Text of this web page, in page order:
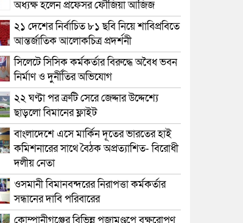
অধ্যক্ষ হলেন প্রফেসর ফৌজিয়া আজিজ
২১ দেশের নির্বাচিত ৮১ ছবি নিয়ে শাবিপ্রবিতে
আন্তর্জাতিক আলোকচিত্র প্রদর্শনী
সিলেটে সিসিক কর্মকর্তার বিরুদ্ধে অবৈধ ভবন
নির্মাণ ও দুর্নীতির অভিযোগ
২২ ঘণ্টা পর ত্রুটি সেরে জেদ্দার উদ্দেশ্যে
ছাড়লো বিমানের ফ্লাইট
বাংলাদেশে এসে মার্কিন দূতের ভারতের হাই
কমিশনারের সাথে বৈঠক অপ্রত্যাশিত- বিরোধী
দলীয় নেতা
ওসমানী বিমানবন্দরের নিরাপত্তা কর্মকর্তার
সন্ধানের দাবি পরিবারের